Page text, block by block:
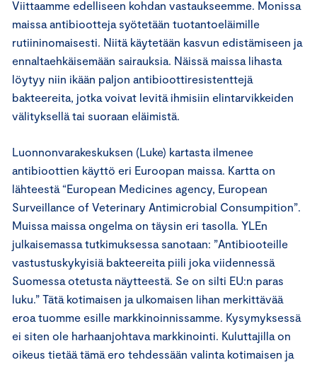
Viittaamme edelliseen kohdan vastaukseemme. Monissa
maissa antibiootteja syötetään tuotantoeläimille
rutiininomaisesti. Niitä käytetään kasvun edistämiseen ja
ennaltaehkäisemään sairauksia. Näissä maissa lihasta
löytyy niin ikään paljon antibioottiresistenttejä
bakteereita, jotka voivat levitä ihmisiin elintarvikkeiden
välityksellä tai suoraan eläimistä.
Luonnonvarakeskuksen (Luke) kartasta ilmenee
antibioottien käyttö eri Euroopan maissa. Kartta on
lähteestä “European Medicines agency, European
Surveillance of Veterinary Antimicrobial Consumpition”.
Muissa maissa ongelma on täysin eri tasolla. YLEn
julkaisemassa tutkimuksessa sanotaan: ”Antibiooteille
vastustuskykyisiä bakteereita piili joka viidennessä
Suomessa otetusta näytteestä. Se on silti EU:n paras
luku.” Tätä kotimaisen ja ulkomaisen lihan merkittävää
eroa tuomme esille markkinoinnissamme. Kysymyksessä
ei siten ole harhaanjohtava markkinointi. Kuluttajilla on
oikeus tietää tämä ero tehdessään valinta kotimaisen ja